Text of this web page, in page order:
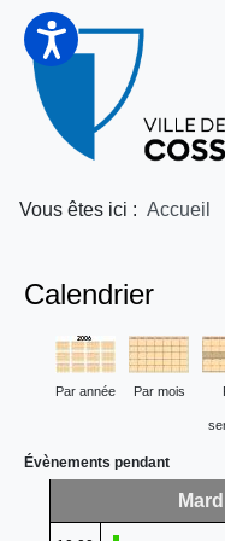
Vous êtes ici : Accueil
Calendrier
Par année Par mois
Évènements pendant